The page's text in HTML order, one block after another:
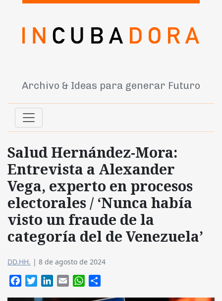
Archivo & Ideas para generar Futuro
Salud Hernández-Mora:
Entrevista a Alexander
Vega, experto en procesos
electorales / ‘Nunca había
visto un fraude de la
categoría del de Venezuela’
DD.HH. | 8 de agosto de 2024
FacebookTwitterLinkedIn
Email WhatsApp